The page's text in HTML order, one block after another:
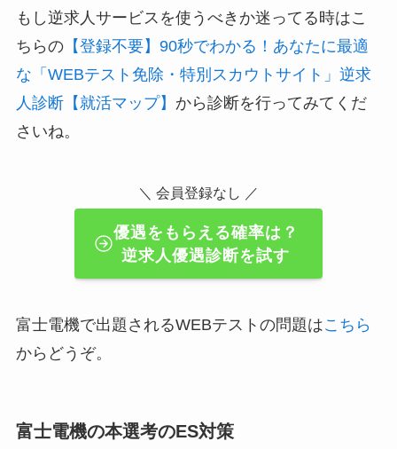
もし逆求人サービスを使うべきか迷ってる時はこ
ちらの【登録不要】90秒でわかる！あなたに最適
な「WEBテスト免除・特別スカウトサイト」逆求
人診断【就活マップ】 から診断を行ってみてくだ
さいね。
＼ 会員登録なし ／
優遇をもらえる確率は？
逆求人優遇診断を試す
富士電機で出題されるWEBテストの問題はこちら
からどうぞ。
富士電機の本選考のES対策